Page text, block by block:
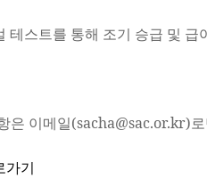
테스트를 통해 조기 승급 및 급
은 이메일(sacha@sac.or.kr)
가기